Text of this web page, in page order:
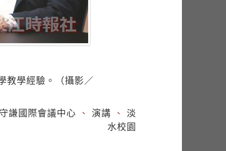
教學經驗。（攝影／
守謙國際會議中心 、 演講 、 淡
水校園